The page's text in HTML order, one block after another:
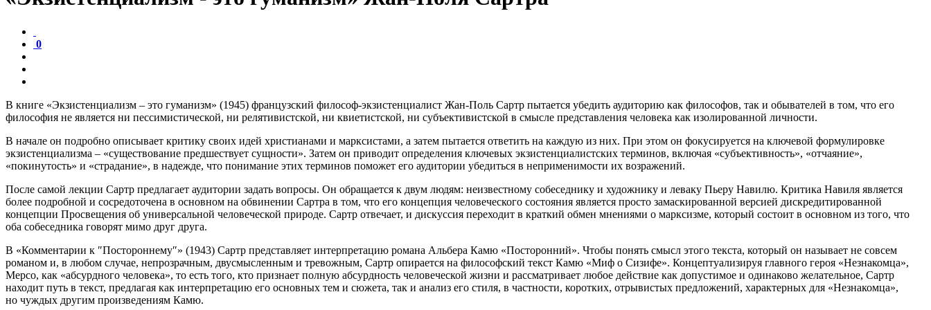
0
В книге «Экзистенциализм – это гуманизм» (1945) французский философ-экзистенциалист Жан-Поль Сартр пытается убедить аудиторию как философов, так и обывателей в том, что его
философия не является ни пессимистической, ни релятивистской, ни квиетистской, ни субъективистской в смысле представления человека как изолированной личности.
В начале он подробно описывает критику своих идей христианами и марксистами, а затем пытается ответить на каждую из них. При этом он фокусируется на ключевой формулировке
экзистенциализма – «существование предшествует сущности». Затем он приводит определения ключевых экзистенциалистских терминов, включая «субъективность», «отчаяние»,
«покинутость» и «страдание», в надежде, что понимание этих терминов поможет его аудитории убедиться в неприменимости их возражений.
После самой лекции Сартр предлагает аудитории задать вопросы. Он обращается к двум людям: неизвестному собеседнику и художнику и леваку Пьеру Навилю. Критика Навиля является
более подробной и сосредоточена в основном на обвинении Сартра в том, что его концепция человеческого состояния является просто замаскированной версией дискредитированной
концепции Просвещения об универсальной человеческой природе. Сартр отвечает, и дискуссия переходит в краткий обмен мнениями о марксизме, который состоит в основном из того, что
оба собеседника говорят мимо друг друга.
В «Комментарии к ″Постороннему″» (1943) Сартр представляет интерпретацию романа Альбера Камю «Посторонний». Чтобы понять смысл этого текста, который он называет не совсем
романом и, в любом случае, непрозрачным, двусмысленным и тревожным, Сартр опирается на философский текст Камю «Миф о Сизифе». Концептуализируя главного героя «Незнакомца»,
Мерсо, как «абсурдного человека», то есть того, кто признает полную абсурдность человеческой жизни и рассматривает любое действие как допустимое и одинаково желательное, Сартр
находит путь в текст, предлагая как интерпретацию его основных тем и сюжета, так и анализ его стиля, в частности, коротких, отрывистых предложений, характерных для «Незнакомца»,
но чуждых другим произведениям Камю.